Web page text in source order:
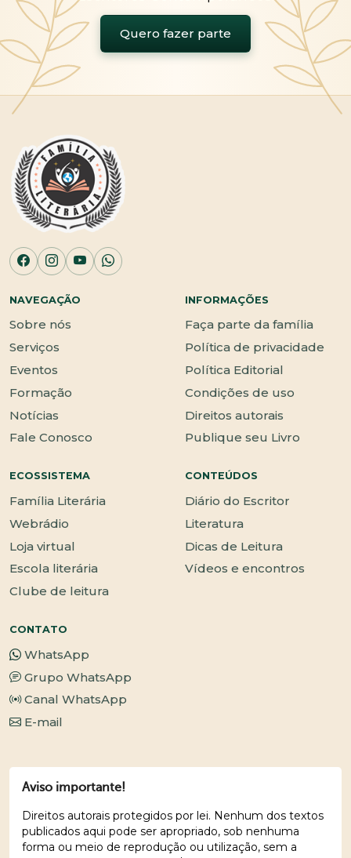
Quero fazer parte
NAVEGAÇÃO
Sobre nós
Serviços
Eventos
Formação
Notícias
Fale Conosco
INFORMAÇÕES
Faça parte da família
Política de privacidade
Política Editorial
Condições de uso
Direitos autorais
Publique seu Livro
ECOSSISTEMA
Família Literária
Webrádio
Loja virtual
Escola literária
Clube de leitura
CONTEÚDOS
Diário do Escritor
Literatura
Dicas de Leitura
Vídeos e encontros
CONTATO
WhatsApp
Grupo WhatsApp
Canal WhatsApp
E-mail
Aviso importante!
Direitos autorais protegidos por lei. Nenhum dos textos
publicados aqui pode ser apropriado, sob nenhuma
forma ou meio de reprodução ou utilização, sem a